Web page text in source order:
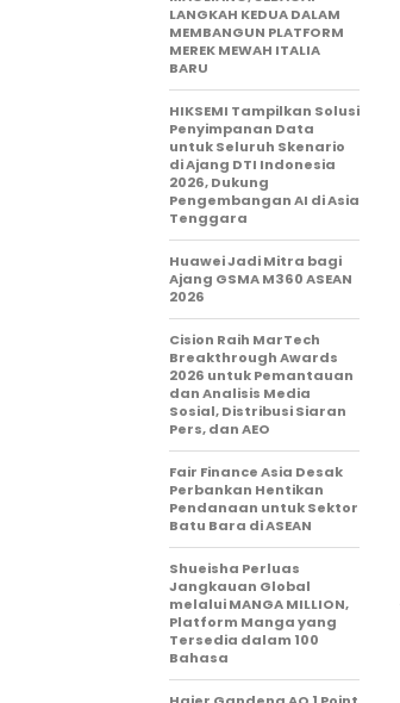
LANGKAH KEDUA DALAM
MEMBANGUN PLATFORM
MEREK MEWAH ITALIA
BARU
HIKSEMI Tampilkan Solusi
Penyimpanan Data
untuk Seluruh Skenario
di Ajang DTI Indonesia
2026, Dukung
Pengembangan AI di Asia
Tenggara
Huawei Jadi Mitra bagi
Ajang GSMA M360 ASEAN
2026
Cision Raih MarTech
Breakthrough Awards
2026 untuk Pemantauan
dan Analisis Media
Sosial, Distribusi Siaran
Pers, dan AEO
Fair Finance Asia Desak
Perbankan Hentikan
Pendanaan untuk Sektor
Batu Bara di ASEAN
Shueisha Perluas
Jangkauan Global
melalui MANGA MILLION,
Platform Manga yang
Tersedia dalam 100
Bahasa